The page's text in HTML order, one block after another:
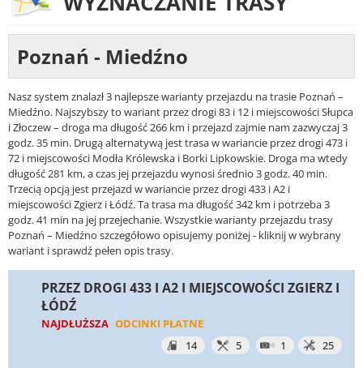
Poznań - Miedźno
Nasz system znalazł 3 najlepsze warianty przejazdu na trasie Poznań –
Miedźno. Najszybszy to wariant przez drogi 83 i 12 i miejscowości Słupca
i Złoczew – droga ma długość 266 km i przejazd zajmie nam zazwyczaj 3
godz. 35 min. Drugą alternatywą jest trasa w wariancie przez drogi 473 i
72 i miejscowości Modła Królewska i Borki Lipkowskie. Droga ma wtedy
długość 281 km, a czas jej przejazdu wynosi średnio 3 godz. 40 min.
Trzecią opcją jest przejazd w wariancie przez drogi 433 i A2 i
miejscowości Zgierz i Łódź. Ta trasa ma długość 342 km i potrzeba 3
godz. 41 min na jej przejechanie. Wszystkie warianty przejazdu trasy
Poznań – Miedźno szczegółowo opisujemy poniżej - kliknij w wybrany
wariant i sprawdź pełen opis trasy.
PRZEZ DROGI 433 I A2 I MIEJSCOWOŚCI ZGIERZ I
ŁÓDŹ
NAJDŁUŻSZA ODCINKI PŁATNE
14
5 1 25